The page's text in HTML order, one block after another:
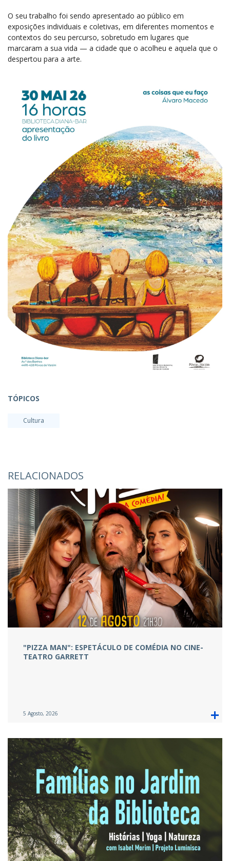
O seu trabalho foi sendo apresentado ao público em
exposições individuais e coletivas, em diferentes momentos e
contextos do seu percurso, sobretudo em lugares que
marcaram a sua vida — a cidade que o acolheu e aquela que o
despertou para a arte.
TÓPICOS
Cultura
RELACIONADOS
"PIZZA MAN": ESPETÁCULO DE COMÉDIA NO CINE-
TEATRO GARRETT
5 Agosto, 2026